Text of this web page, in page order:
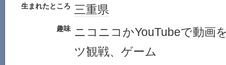
生まれたところ 三重県
趣味 ニコニコかYouTubeで動画
ツ観戦、ゲーム